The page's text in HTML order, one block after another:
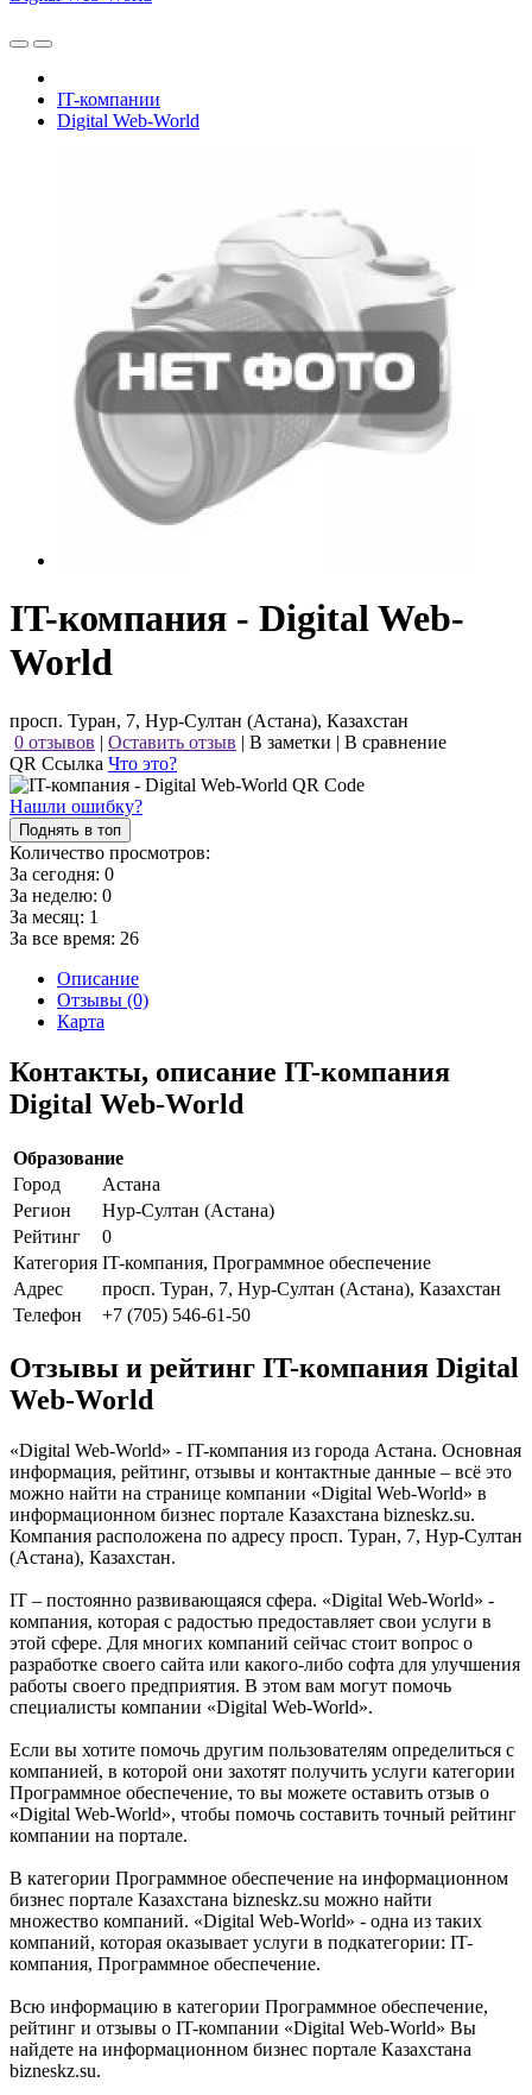
IT-компании
Digital Web-World
IT-компания - Digital Web-
World
просп. Туран, 7, Нур-Султан (Астана), Казахстан
0 отзывов | Оставить отзыв | В заметки | В сравнение
QR Ссылка Что это?
Нашли ошибку?
Поднять в топ
Количество просмотров:
За сегодня: 0
За неделю: 0
За месяц: 1
За все время: 26
Описание
Отзывы (0)
Карта
Контакты, описание IT-компания
Digital Web-World
Образование
Город
Астана
Регион
Нур-Султан (Астана)
Рейтинг
0
Категория IT-компания, Программное обеспечение
Адрес
просп. Туран, 7, Нур-Султан (Астана), Казахстан
Телефон
+7 (705) 546-61-50
Отзывы и рейтинг IT-компания Digital
Web-World
«Digital Web-World» - IT-компания из города Астана. Основная
информация, рейтинг, отзывы и контактные данные – всё это
можно найти на странице компании «Digital Web-World» в
информационном бизнес портале Казахстана bizneskz.su.
Компания расположена по адресу просп. Туран, 7, Нур-Султан
(Астана), Казахстан.
IT – постоянно развивающаяся сфера. «Digital Web-World» -
компания, которая с радостью предоставляет свои услуги в
этой сфере. Для многих компаний сейчас стоит вопрос о
разработке своего сайта или какого-либо софта для улучшения
работы своего предприятия. В этом вам могут помочь
специалисты компании «Digital Web-World».
Если вы хотите помочь другим пользователям определиться с
компанией, в которой они захотят получить услуги категории
Программное обеспечение, то вы можете оставить отзыв о
«Digital Web-World», чтобы помочь составить точный рейтинг
компании на портале.
В категории Программное обеспечение на информационном
бизнес портале Казахстана bizneskz.su можно найти
множество компаний. «Digital Web-World» - одна из таких
компаний, которая оказывает услуги в подкатегории: IT-
компания, Программное обеспечение.
Всю информацию в категории Программное обеспечение,
рейтинг и отзывы о IT-компании «Digital Web-World» Вы
найдете на информационном бизнес портале Казахстана
bizneskz.su.